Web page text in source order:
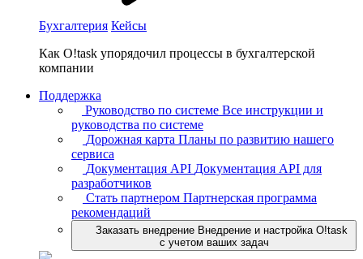
Бухгалтерия Кейсы
Как O!task упорядочил процессы в бухгалтерской
компании
Поддержка
Руководство по системе Все инструкции и
руководства по системе
Дорожная карта Планы по развитию нашего
сервиса
Документация API Документация API для
разработчиков
Стать партнером Партнерская программа
рекомендаций
Заказать внедрение Внедрение и настройка O!task
с учетом ваших задач